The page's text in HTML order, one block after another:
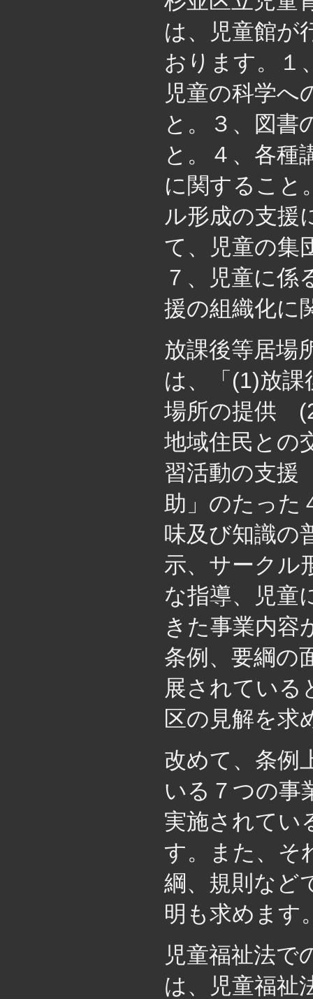
は、児童館が
おります。１
児童の科学へ
と。３、図書
と。４、各種
に関すること
ル形成の支援
て、児童の集
７、児童に係
援の組織化に
放課後等居場
は、「(1)放
場所の提供
地域住民との
習活動の支援
助」のたった
味及び知識の
示、サークル
な指導、児童
きた事業内容
条例、要綱の
展されている
区の見解を求
改めて、条例
いる７つの事
実施されてい
す。また、そ
綱、規則など
明も求めます
児童福祉法で
は、児童福祉